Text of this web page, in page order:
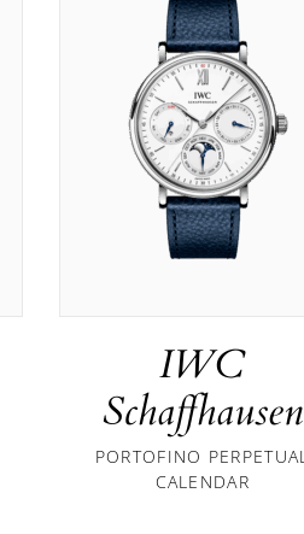
IWC
Schaffhausen
PORTOFINO PERPETUAL
CALENDAR